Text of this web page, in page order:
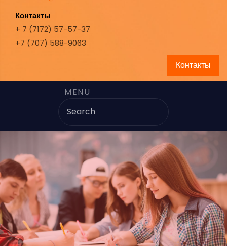
Контакты
+ 7 (7172) 57-57-37
+7 (707) 588-9063
Контакты
MENU